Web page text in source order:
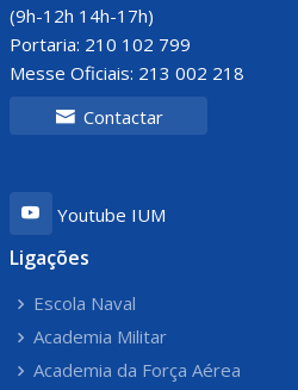
(9h-12h 14h-17h)
Portaria: 210 102 799
Messe Oficiais: 213 002 218
Contactar
Youtube IUM
Ligações
Escola Naval
Academia Militar
Academia da Força Aérea